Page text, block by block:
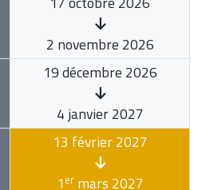
2 novembre 2026
19 décembre 2026
4 janvier 2027
13 février 2027
1ermars 2027